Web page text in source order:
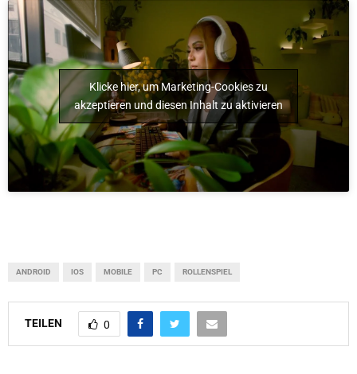
Klicke hier, um Marketing-Cookies zu
akzeptieren und diesen Inhalt zu aktivieren
ANDROID IOS MOBILE PC ROLLENSPIEL
TEILEN 0